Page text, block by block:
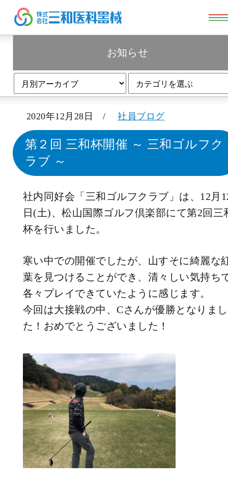
お知らせ
2020年12月28日 /社員ブログ
第２回 三和杯開催 ～ 三和ゴルフク
ラブ ～
社内同好会「三和ゴルフクラブ」は、12月
日(土)、松山国際ゴルフ倶楽部にて第2回三
杯を行いました。
寒い中での開催でしたが、山すそに綺麗な
葉を見つけることができ、清々しい気持ち
各々プレイできていたように感じます。
今回は大接戦の中、Cさんが優勝となりまし
た！おめでとうございました！
お知らせ